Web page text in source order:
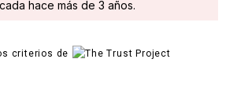
hace más de 3 años.
criterios de